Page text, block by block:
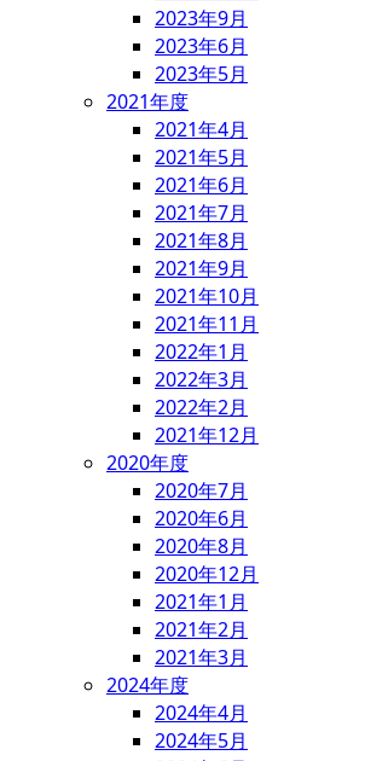
2023年9月
2023年6月
2023年5月
2021年度
2021年4月
2021年5月
2021年6月
2021年7月
2021年8月
2021年9月
2021年10月
2021年11月
2022年1月
2022年3月
2022年2月
2021年12月
2020年度
2020年7月
2020年6月
2020年8月
2020年12月
2021年1月
2021年2月
2021年3月
2024年度
2024年4月
2024年5月